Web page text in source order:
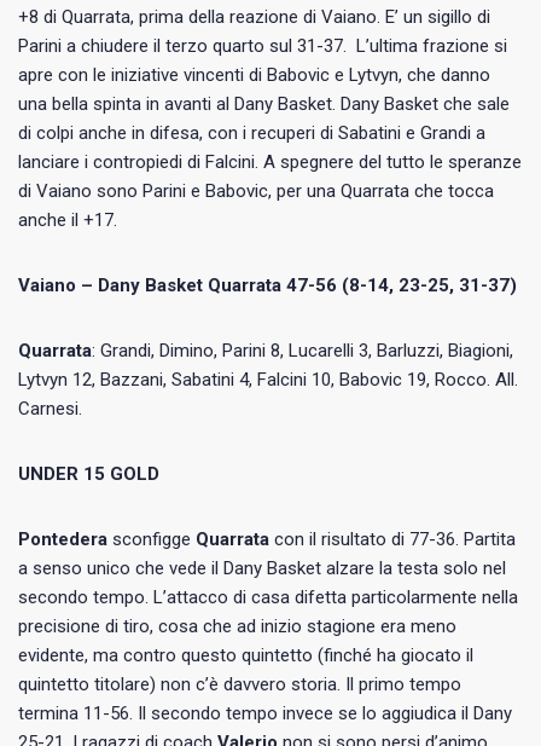
+8 di Quarrata, prima della reazione di Vaiano. E’ un sigillo di
Parini a chiudere il terzo quarto sul 31-37. L’ultima frazione si
apre con le iniziative vincenti di Babovic e Lytvyn, che danno
una bella spinta in avanti al Dany Basket. Dany Basket che sale
di colpi anche in difesa, con i recuperi di Sabatini e Grandi a
lanciare i contropiedi di Falcini. A spegnere del tutto le speranze
di Vaiano sono Parini e Babovic, per una Quarrata che tocca
anche il +17.
Vaiano – Dany Basket Quarrata 47-56 (8-14, 23-25, 31-37)
Quarrata: Grandi, Dimino, Parini 8, Lucarelli 3, Barluzzi, Biagioni,
Lytvyn 12, Bazzani, Sabatini 4, Falcini 10, Babovic 19, Rocco. All.
Carnesi.
UNDER 15 GOLD
Pontedera sconfigge Quarrata con il risultato di 77-36. Partita
a senso unico che vede il Dany Basket alzare la testa solo nel
secondo tempo. L’attacco di casa difetta particolarmente nella
precisione di tiro, cosa che ad inizio stagione era meno
evidente, ma contro questo quintetto (finché ha giocato il
quintetto titolare) non c’è davvero storia. Il primo tempo
termina 11-56. Il secondo tempo invece se lo aggiudica il Dany